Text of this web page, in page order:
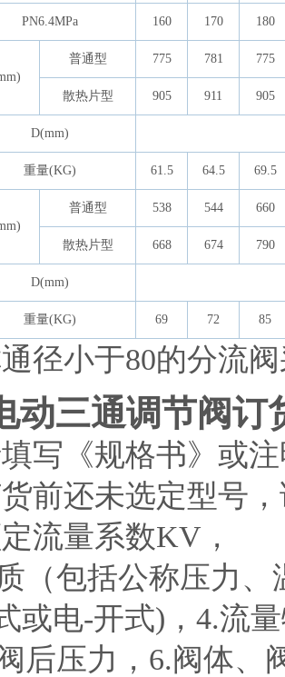
PN6.4MPa 160 170 180
普通型 775 781 775
散热片型 905 911 905
D(mm)
重量(KG) 61.5 64.5 69.5
普通型 538 544 660
散热片型 668 674 790
D(mm)
重量(KG) 69 72 85
径小于80的分流
动三通调节阀订
写《规格书》或
前还未选定型号
流量系数KV，
（包括公称压力
或电-开式)，4.流
后压力，6.阀体、